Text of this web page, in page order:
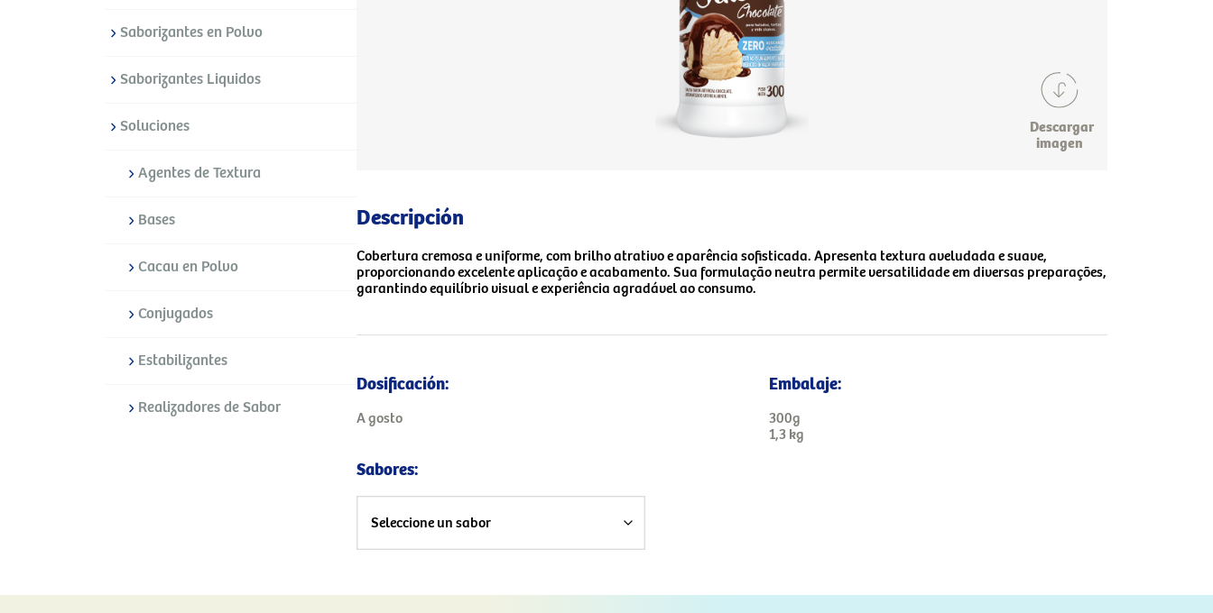
Saborizantes en Polvo
Saborizantes Liquidos
Soluciones
Agentes de Textura
Bases
Cacau en Polvo
Conjugados
Estabilizantes
Realizadores de Sabor
Descargar
imagen
Descripción
Cobertura cremosa e uniforme, com brilho atrativo e aparência sofisticada. Apresenta textura aveludada e suave,
proporcionando excelente aplicação e acabamento. Sua formulação neutra permite versatilidade em diversas preparações,
garantindo equilíbrio visual e experiência agradável ao consumo.
Dosificación:
A gosto
Embalaje:
300g
1,3 kg
Sabores: